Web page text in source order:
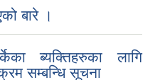
बारे ।
ब्यक्तिहरुका लागि
सम्बन्धि सूचना